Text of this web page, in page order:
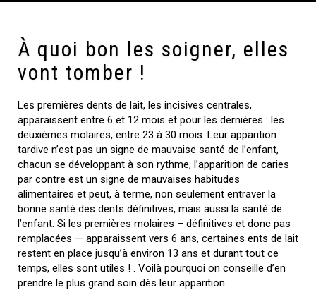
À quoi bon les soigner, elles
vont tomber !
Les premières dents de lait, les incisives centrales,
apparaissent entre 6 et 12 mois et pour les dernières : les
deuxièmes molaires, entre 23 à 30 mois. Leur apparition
tardive n’est pas un signe de mauvaise santé de l’enfant,
chacun se développant à son rythme, l’apparition de caries
par contre est un signe de mauvaises habitudes
alimentaires et peut, à terme, non seulement entraver la
bonne santé des dents définitives, mais aussi la santé de
l’enfant. Si les premières molaires – définitives et donc pas
remplacées — apparaissent vers 6 ans, certaines ents de lait
restent en place jusqu’à environ 13 ans et durant tout ce
temps, elles sont utiles ! . Voilà pourquoi on conseille d’en
prendre le plus grand soin dès leur apparition.